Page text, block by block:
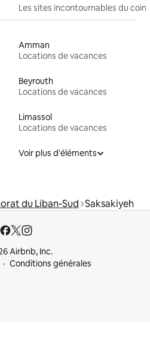
Les sites incontournables du coin
Amman
Locations de vacances
Beyrouth
Locations de vacances
Limassol
Locations de vacances
Voir plus d'éléments
du Liban-Sud Saksakiyeh
Airbnb, Inc.
Conditions générales